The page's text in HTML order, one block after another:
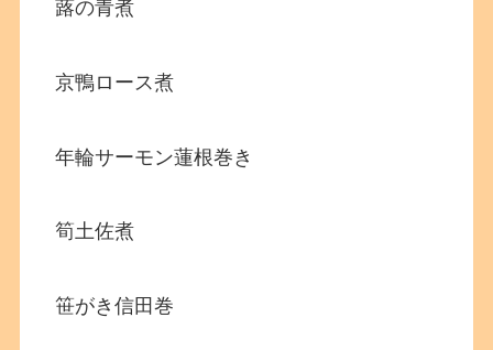
蕗の青煮
京鴨ロース煮
年輪サーモン蓮根巻き
筍土佐煮
笹がき信田巻